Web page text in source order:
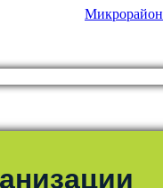
Микрорайон